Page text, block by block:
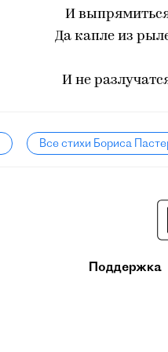
И
Да капле из
И не
Все стихи Бориса
Поддержка